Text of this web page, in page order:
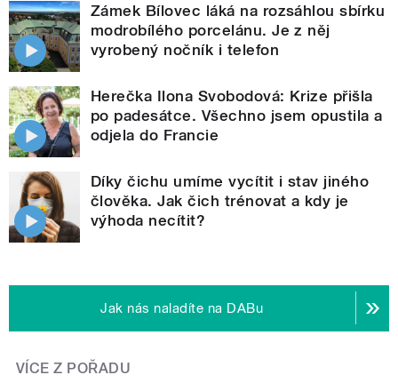
Zámek Bílovec láká na rozsáhlou sbírku
modrobílého porcelánu. Je z něj
vyrobený nočník i telefon
Herečka Ilona Svobodová: Krize přišla
po padesátce. Všechno jsem opustila a
odjela do Francie
Díky čichu umíme vycítit i stav jiného
člověka. Jak čich trénovat a kdy je
výhoda necítit?
Jak nás naladíte na DABu
VÍCE Z POŘADU